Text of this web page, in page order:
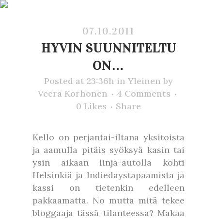
07.10.2011
HYVIN SUUNNITELTU
ON…
Posted at 23:36h in Yleinen by
Veera Korhonen
4 Comments
0 Likes Share
Kello on perjantai-iltana yksitoista
ja aamulla pitäis syöksyä kasin tai
ysin aikaan linja-autolla kohti
Helsinkiä ja Indiedaystapaamista ja
kassi on tietenkin edelleen
pakkaamatta. No mutta mitä tekee
bloggaaja tässä tilanteessa? Makaa